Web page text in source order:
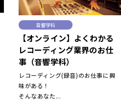
音響学科
【オンライン】よくわかる
レコーディング業界のお仕
事（音響学科）
レコーディング(録音)のお仕事に興
味がある！
そんなあなた...